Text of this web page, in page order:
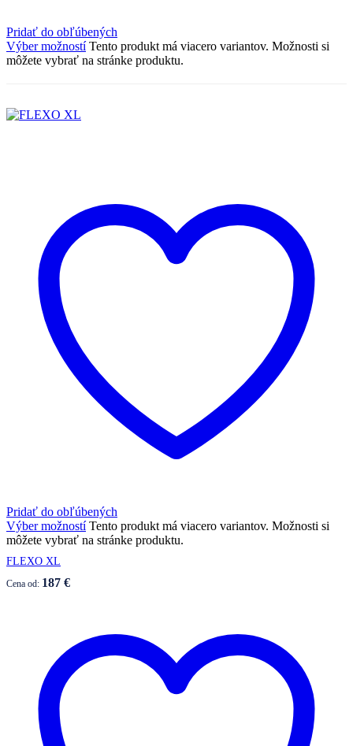
Pridať do obľúbených
Výber možností Tento produkt má viacero variantov. Možnosti si
môžete vybrať na stránke produktu.
Pridať do obľúbených
Výber možností Tento produkt má viacero variantov. Možnosti si
môžete vybrať na stránke produktu.
FLEXO XL
Cena od: 187 €